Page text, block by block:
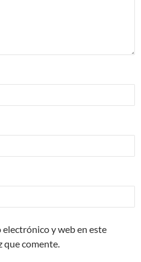
y web en este
que comente.